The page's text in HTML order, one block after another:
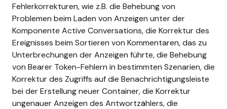
Fehlerkorrekturen, wie z.B. die Behebung von
Problemen beim Laden von Anzeigen unter der
Komponente Active Conversations, die Korrektur des
Ereignisses beim Sortieren von Kommentaren, das zu
Unterbrechungen der Anzeigen führte, die Behebung
von Bearer Token-Fehlern in bestimmten Szenarien, die
Korrektur des Zugriffs auf die Benachrichtigungsleiste
bei der Erstellung neuer Container, die Korrektur
ungenauer Anzeigen des Antwortzählers, die